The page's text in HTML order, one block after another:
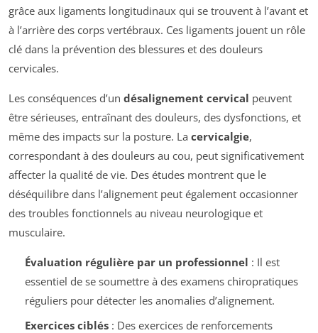
grâce aux ligaments longitudinaux qui se trouvent à l’avant et
à l’arrière des corps vertébraux. Ces ligaments jouent un rôle
clé dans la prévention des blessures et des douleurs
cervicales.
Les conséquences d’un désalignement cervical peuvent
être sérieuses, entraînant des douleurs, des dysfonctions, et
même des impacts sur la posture. La cervicalgie,
correspondant à des douleurs au cou, peut significativement
affecter la qualité de vie. Des études montrent que le
déséquilibre dans l’alignement peut également occasionner
des troubles fonctionnels au niveau neurologique et
musculaire.
Évaluation régulière par un professionnel : Il est
essentiel de se soumettre à des examens chiropratiques
réguliers pour détecter les anomalies d’alignement.
Exercices ciblés: Des exercices de renforcements